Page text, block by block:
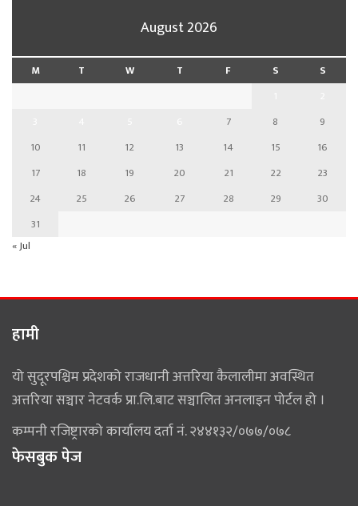
August 2026
M T W T F S
S
7 8
9
10
11 12 13 14 15
16
17
18 19 20 21 22
23
24
25 26 27 28 29
30
31
« Jul
हामी
यो सुदूरपश्चिम प्रदेशको राजधानी अत्तरिया कैलालीमा अवस्थित
अत्तरिया सञ्चार नेटवर्क प्रा.लि.बाट सञ्चालित अनलाइन पोर्टल हो ।
कम्पनी रजिष्ट्रारको कार्यालय दर्ता नं. २४४१३२/०७७/०७८
फेसबुक पेज